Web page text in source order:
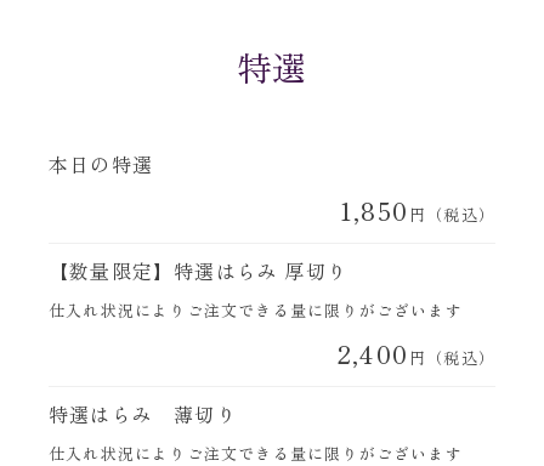
特選
本日の特選
1,850 円（税込）
【数量限定】特選はらみ 厚切り
仕入れ状況によりご注文できる量に限りがございます
2,400 円（税込）
特選はらみ 薄切り
仕入れ状況によりご注文できる量に限りがございます